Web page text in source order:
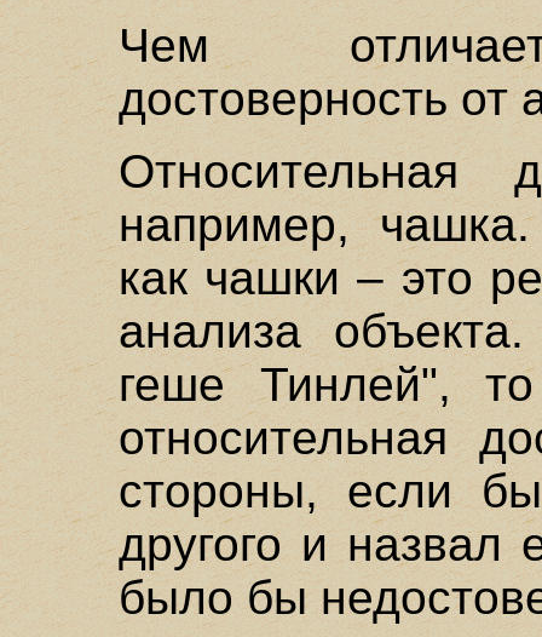
Чем
достоверность от
Относительная
например,
как чашки – это
анализа
геше Тинлей",
относительная
стороны, если
другого и назвал
было бы